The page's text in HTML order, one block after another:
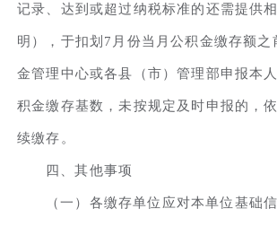
记录、达到或超过纳税标准的还需提供
明），于扣划7月份当月公积金缴存额之
金管理中心或各县（市）管理部申报本
积金缴存基数，未按规定及时申报的，
续缴存。
四、其他事项
（一）各缴存单位应对本单位基础